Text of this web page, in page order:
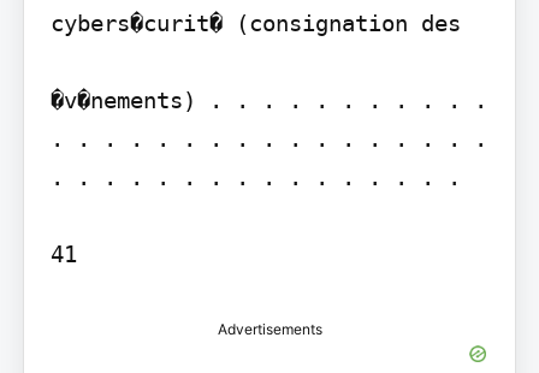
cybers�curit� (consignation des
�v�nements) . . . . . . . . . . .
. . . . . . . . . . . . . . . . .
. . . . . . . . . . . . . . . .
41
Advertisements